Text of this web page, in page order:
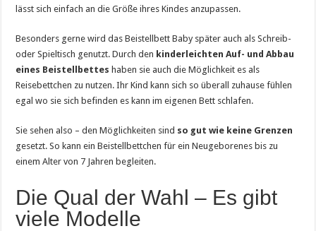
lässt sich einfach an die Größe ihres Kindes anzupassen.
Besonders gerne wird das Beistellbett Baby später auch als Schreib-
oder Spieltisch genutzt. Durch den kinderleichten Auf- und Abbau
eines Beistellbettes haben sie auch die Möglichkeit es als
Reisebettchen zu nutzen. Ihr Kind kann sich so überall zuhause fühlen
egal wo sie sich befinden es kann im eigenen Bett schlafen.
Sie sehen also – den Möglichkeiten sind so gut wie keine Grenzen
gesetzt. So kann ein Beistellbettchen für ein Neugeborenes bis zu
einem Alter von 7 Jahren begleiten.
Die Qual der Wahl – Es gibt
viele Modelle